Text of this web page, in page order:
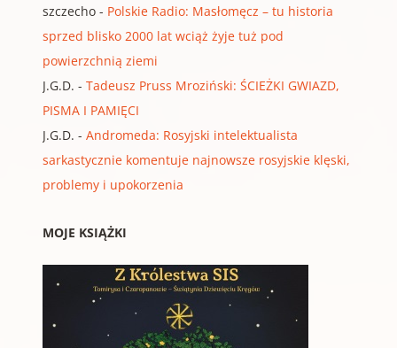
szczecho- Polskie Radio: Masłomęcz – tu historia
sprzed blisko 2000 lat wciąż żyje tuż pod
powierzchnią ziemi
J.G.D. - Tadeusz Pruss Mroziński: ŚCIEŻKI GWIAZD,
PISMA I PAMIĘCI
J.G.D. - Andromeda: Rosyjski intelektualista
sarkastycznie komentuje najnowsze rosyjskie klęski,
problemy i upokorzenia
MOJE KSIĄŻKI